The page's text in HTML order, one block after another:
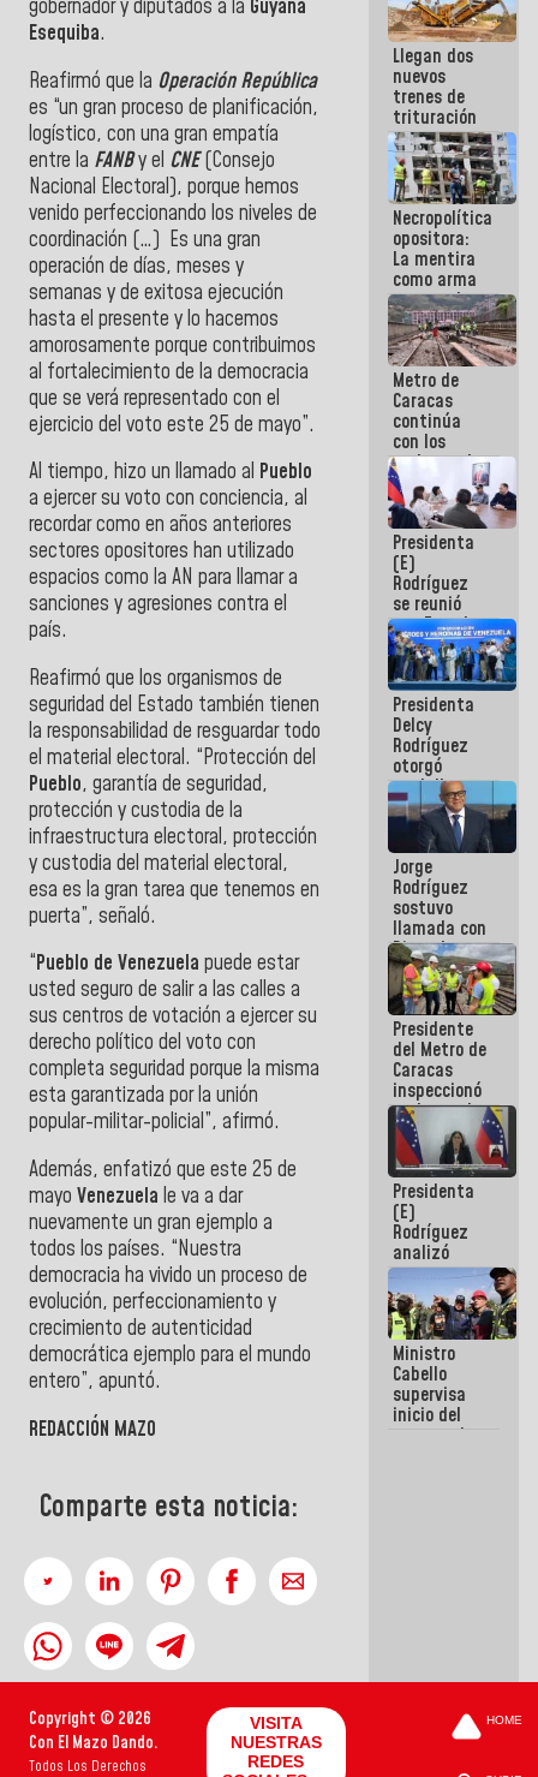
gobernador y diputados a la Guyana
Esequiba.
Reafirmó que la Operación República
es “un gran proceso de planificación,
logístico, con una gran empatía
entre la FANBy el CNE(Consejo
Nacional Electoral), porque hemos
venido perfeccionando los niveles de
coordinación (…) Es una gran
operación de días, meses y
semanas y de exitosa ejecución
hasta el presente y lo hacemos
amorosamente porque contribuimos
al fortalecimiento de la democracia
que se verá representado con el
ejercicio del voto este 25 de mayo”.
Al tiempo, hizo un llamado al Pueblo
a ejercer su voto con conciencia, al
recordar como en años anteriores
sectores opositores han utilizado
espacios como la AN para llamar a
sanciones y agresiones contra el
país.
Reafirmó que los organismos de
seguridad del Estado también tienen
la responsabilidad de resguardar todo
el material electoral. “Protección del
Pueblo, garantía de seguridad,
protección y custodia de la
infraestructura electoral, protección
y custodia del material electoral,
esa es la gran tarea que tenemos en
puerta”, señaló.
“Pueblo de Venezuela puede estar
usted seguro de salir a las calles a
sus centros de votación a ejercer su
derecho político del voto con
completa seguridad porque la misma
esta garantizada por la unión
popular-militar-policial”, afirmó.
Además, enfatizó que este 25 de
mayo Venezuela le va a dar
nuevamente un gran ejemplo a
todos los países. “Nuestra
democracia ha vivido un proceso de
evolución, perfeccionamiento y
crecimiento de autenticidad
democrática ejemplo para el mundo
entero”, apuntó.
REDACCIÓN MAZO
Comparte esta noticia:
porque lo
que haces
es
embarrarla
Llegan dos
nuevos
trenes de
trituración
para
optimizar
manejo de
escombros
en La Guaira
Necropolítica
opositora:
La mentira
como arma
contra el
Pueblo
Metro de
Caracas
continúa
con los
trabajos de
mantenimiento
e inspección
en la Línea 2
Presidenta
(E)
Rodríguez
se reunió
con Estado
Mayor
Eléctrico
para
abordar
planes de
acción
Presidenta
Delcy
Rodríguez
otorgó
medalla
"Héroe de
Venezuela"
a servidores
públicos
Jorge
Rodríguez
sostuvo
llamada con
Dinorah
Figuera y
acuerdan
primer
encuentro
presencial
para el
diálogo
Presidente
del Metro de
Caracas
inspeccionó
trabajos de
rehabilitación
y
modernización
de la vía
férrea
Presidenta
(E)
Rodríguez
analizó
junto a
gobernadores
planes de
recuperación
del Sistema
Eléctrico
Nacional
Ministro
Cabello
supervisa
inicio del
proceso de
Copyright © 2026
Con El Mazo Dando.
Todos Los Derechos
VISITA
NUESTRAS
REDES
HOME